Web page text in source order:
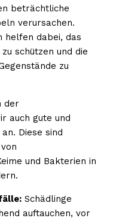
beträchtliche
verursachen.
helfen dabei, das
schützen und die
zu
der
auch gute und
Diese sind
und Bakterien in
Schädlinge
auftauchen, vor